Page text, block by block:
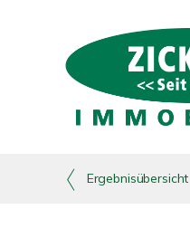
Ergebnisübersicht